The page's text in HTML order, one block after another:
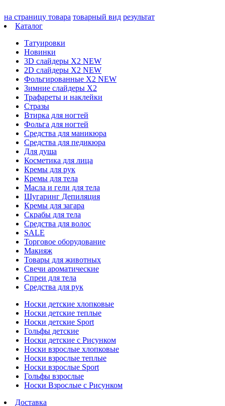
на страницу товара товарный вид результат
Каталог
Татуировки
Новинки
3D слайдеры X2 NEW
2D слайдеры X2 NEW
Фольгированные X2 NEW
Зимние слайдеры Х2
Трафареты и наклейки
Стразы
Втирка для ногтей
Фольга для ногтей
Средства для маникюра
Средства для педикюра
Для душа
Косметика для лица
Кремы для рук
Кремы для тела
Масла и гели для тела
Шугаринг Депиляция
Кремы для загара
Скрабы для тела
Средства для волос
SALE
Торговое оборудование
Макияж
Товары для животных
Свечи ароматические
Спреи для тела
Средства для рук
Носки детские хлопковые
Носки детские теплые
Носки детские Sport
Гольфы детские
Носки детские с Рисунком
Носки взрослые хлопковые
Носки взрослые теплые
Носки взрослые Sport
Гольфы взрослые
Носки Взрослые с Рисунком
Доставка